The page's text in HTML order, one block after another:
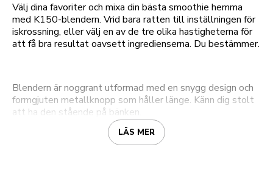
Välj dina favoriter och mixa din bästa smoothie hemma
med K150-blendern. Vrid bara ratten till inställningen för
iskrossning, eller välj en av de tre olika hastigheterna för
att få bra resultat oavsett ingredienserna. Du bestämmer.
Blendern är noggrant utformad med en snygg design och
formgjuten metallknopp som håller länge. Känn dig stolt
att ha den stående på bänken.
LÄS MER